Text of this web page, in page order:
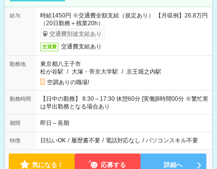
給与
時給1450円 ※交通費全額支給（規定あり） 【月収例】26.8万円
（20日勤務＋残業20h）
交通費別途支給あり
交通費 交通費支給あり
勤務地
東京都八王子市
松が谷駅 / 大塚・帝京大学駅 / 京王堀之内駅
空調ありの職場!
勤務時間
【日中の勤務】 8:30～17:30 休憩60分 [実働]8時間00分 ※繁忙期
は早出勤務となる場合あり
期間 即日～長期
特徴 日払いOK / 履歴書不要 / 電話対応なし / パソコンスキル不要
気になる！ 応募する 詳細へ